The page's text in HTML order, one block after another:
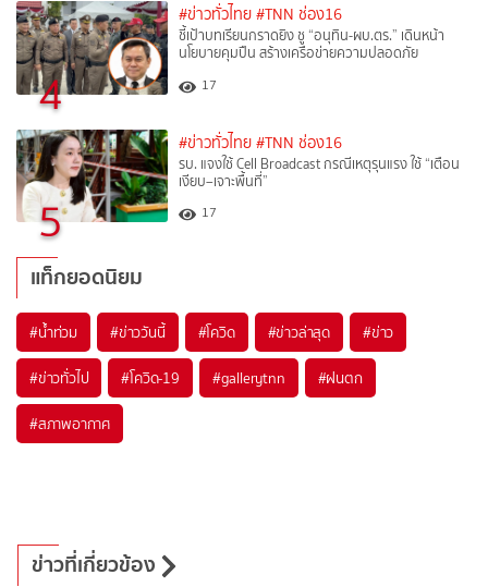
4
#ข่าวทั่วไทย #TNN ช่อง16
ชี้เป้าบทเรียนกราดยิง ชู “อนุทิน-ผบ.ตร.” เดินหน้า
นโยบายคุมปืน สร้างเครือข่ายความปลอดภัย
17
5
#ข่าวทั่วไทย #TNN ช่อง16
รบ. แจงใช้ Cell Broadcast กรณีเหตุรุนแรง ใช้ “เตือน
เงียบ–เจาะพื้นที่”
17
แท็กยอดนิยม
#น้ำท่วม #ข่าววันนี้ #โควิด #ข่าวล่าสุด #ข่าว
#ข่าวทั่วไป #โควิด-19 #gallerytnn #ฝนตก
#สภาพอากาศ
ข่าวที่เกี่ยวข้อง